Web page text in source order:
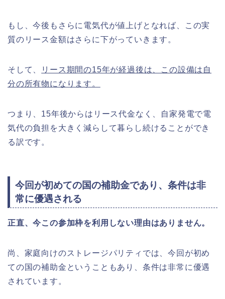
もし、今後もさらに電気代が値上げとなれば、この実
質のリース金額はさらに下がっていきます。
そして、
リース期間の15年が経過後は、この設備は自
分の所有物になります。
つまり、15年後からはリース代金なく、自家発電で電
気代の負担を大きく減らして暮らし続けることができ
る訳です。
今回が初めての国の補助金であり、条件は非
常に優遇される
正直、今この参加枠を利用しない理由はありません。
尚、家庭向けのストレージパリティでは、今回が初め
ての国の補助金ということもあり、条件は非常に優遇
されています。